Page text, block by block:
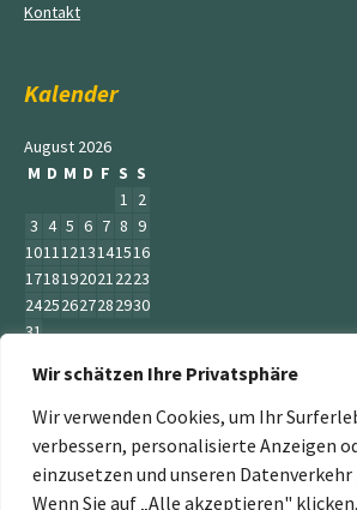
Wir schätzen Ihre Privatsphäre
Wir verwenden Cookies, um Ihr
verbessern, personalisierte Anzeigen
einzusetzen und unseren Datenverkehr
Wenn Sie auf „Alle akzeptieren"
Kontakt
Kalender
August 2026
M D M D F S S
1 2
3 4 5 6 7 8 9
10111213141516
17181920212223
24252627282930
31
« Juni